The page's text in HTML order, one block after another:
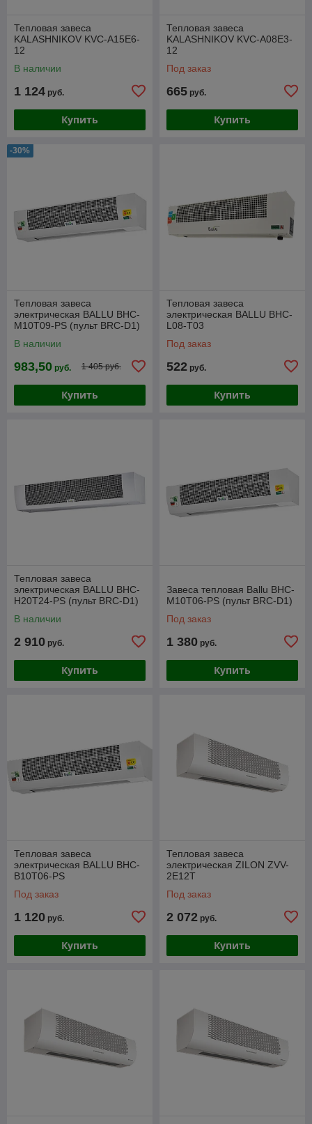
Тепловая завеса
KALASHNIKOV KVC-A15E6-
12
В наличии
1 124 руб.
Купить
Тепловая завеса
KALASHNIKOV KVC-A08E3-
12
Под заказ
665 руб.
Купить
-30%
Тепловая завеса
электрическая BALLU BHC-
M10T09-PS (пульт BRC-D1)
В наличии
983,50 руб. 1 405 руб.
Купить
Тепловая завеса
электрическая BALLU BHC-
L08-T03
Под заказ
522 руб.
Купить
Тепловая завеса
электрическая BALLU BHC-
H20T24-PS (пульт BRC-D1)
В наличии
2 910 руб.
Купить
Завеса тепловая Ballu BHC-
M10T06-PS (пульт BRC-D1)
Под заказ
1 380 руб.
Купить
Тепловая завеса
электрическая BALLU BHC-
B10T06-PS
Под заказ
1 120 руб.
Купить
Тепловая завеса
электрическая ZILON ZVV-
2E12T
Под заказ
2 072 руб.
Купить